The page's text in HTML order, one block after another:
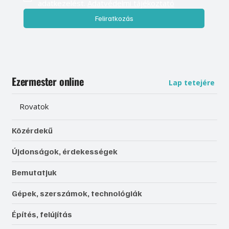
Feliratkozás
Ezermester online Lap tetejére
Rovatok
Közérdekű
Újdonságok, érdekességek
Bemutatjuk
Gépek, szerszámok, technológiák
Építés, felújítás